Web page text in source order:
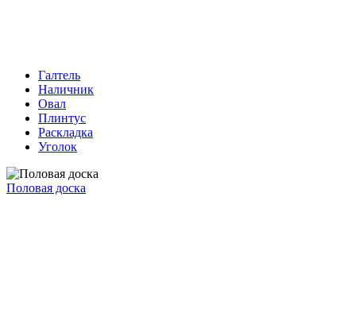
Галтель
Наличник
Овал
Плинтус
Раскладка
Уголок
Половая доска